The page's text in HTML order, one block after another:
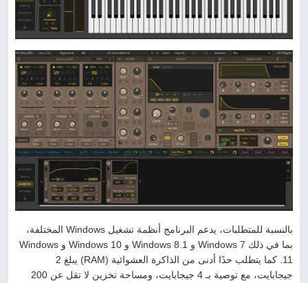
بالنسبة للمتطلبات، يدعم البرنامج أنظمة تشغيل Windows المختلفة،
بما في ذلك Windows 7 و Windows 8.1 و Windows 10 و Windows
11. كما يتطلب حدًا أدنى من الذاكرة العشوائية (RAM) يبلغ 2
جيجابايت، مع توصية بـ 4 جيجابايت، ومساحة تخزين لا تقل عن 200